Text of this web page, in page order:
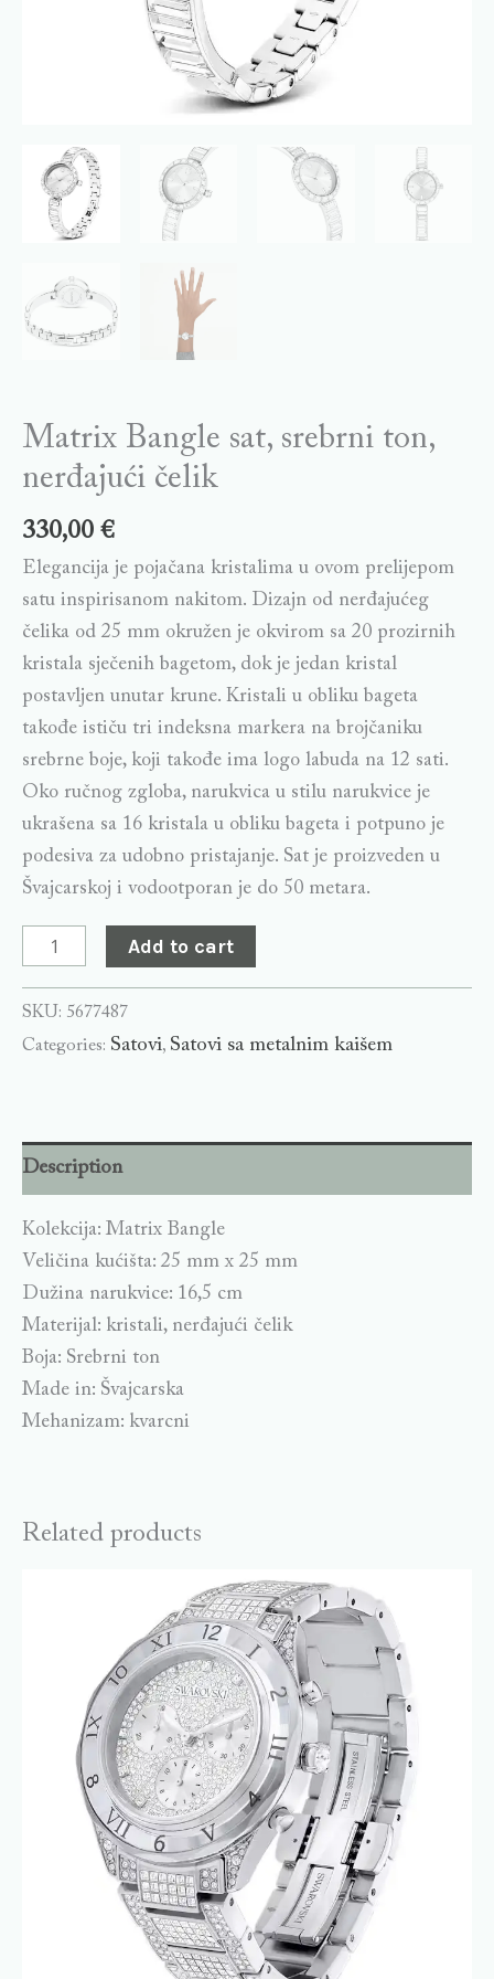
Matrix Bangle sat, srebrni ton,
nerđajući čelik
330,00 €
Elegancija je pojačana kristalima u ovom prelijepom
satu inspirisanom nakitom. Dizajn od nerđajućeg
čelika od 25 mm okružen je okvirom sa 20 prozirnih
kristala sječenih bagetom, dok je jedan kristal
postavljen unutar krune. Kristali u obliku bageta
takođe ističu tri indeksna markera na brojčaniku
srebrne boje, koji takođe ima logo labuda na 12 sati.
Oko ručnog zgloba, narukvica u stilu narukvice je
ukrašena sa 16 kristala u obliku bageta i potpuno je
podesiva za udobno pristajanje. Sat je proizveden u
Švajcarskoj i vodootporan je do 50 metara.
Add to cart
SKU: 5677487
Categories: Satovi, Satovi sa metalnim kaišem
Description
Kolekcija: Matrix Bangle
Veličina kućišta: 25 mm x 25 mm
Dužina narukvice: 16,5 cm
Materijal: kristali, nerđajući čelik
Boja: Srebrni ton
Made in: Švajcarska
Mehanizam: kvarcni
Related products